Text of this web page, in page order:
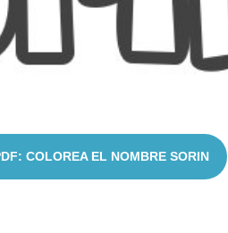
COLOREA EL NOMBRE SORIN